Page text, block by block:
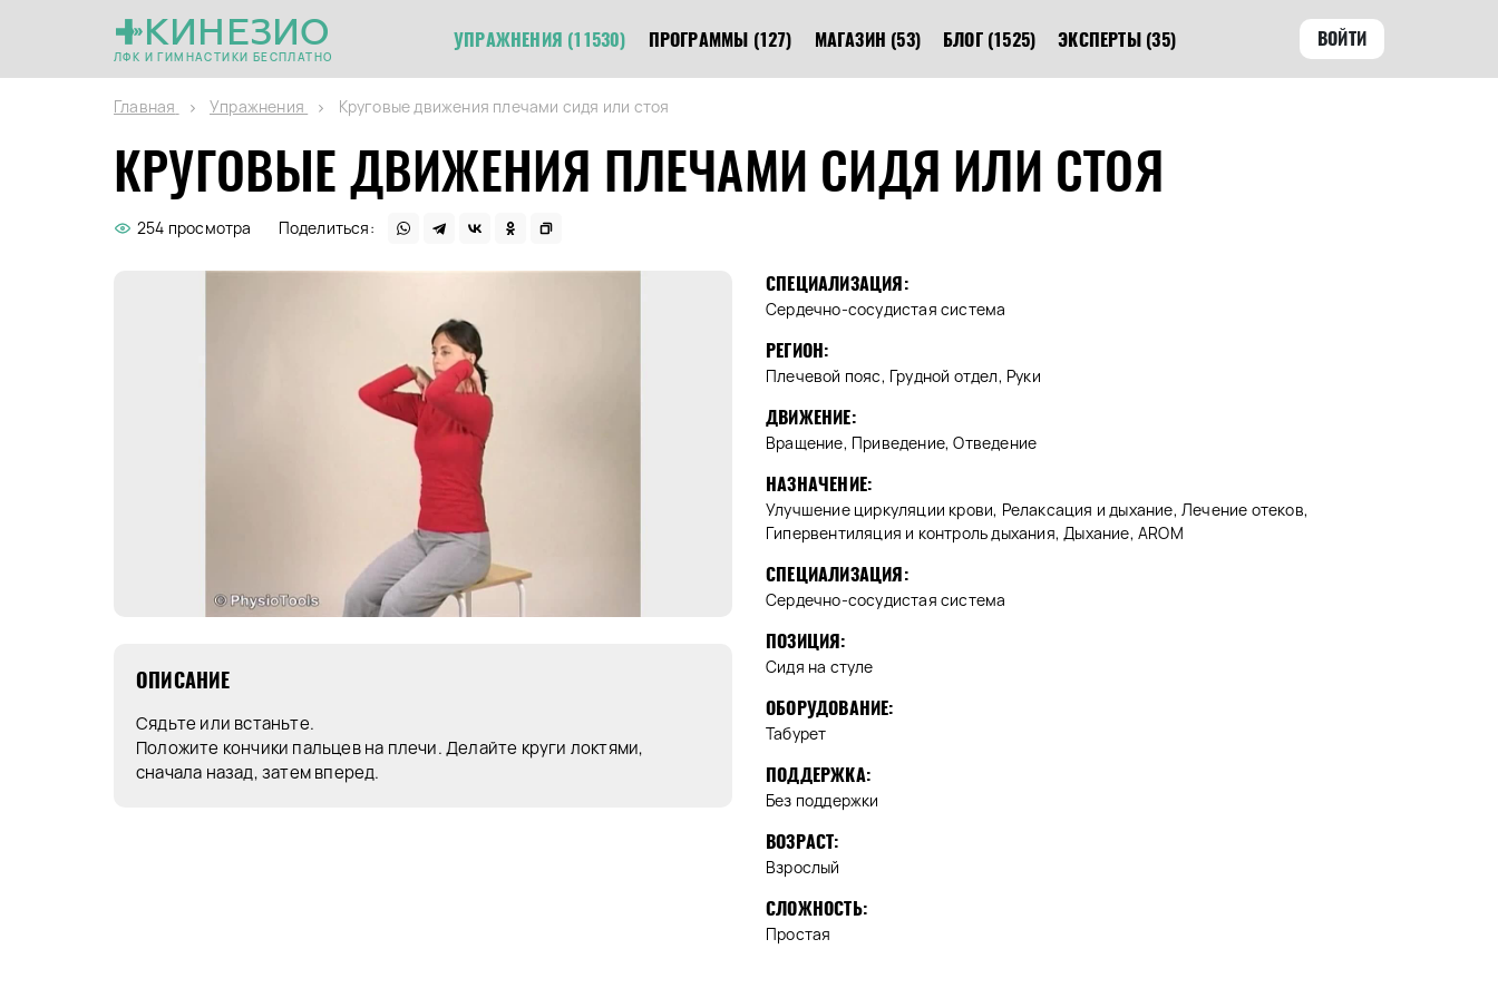
КИНЕЗИО
ЛФК И ГИМНАСТИКИ БЕСПЛАТНО
УПРАЖНЕНИЯ (11530) ПРОГРАММЫ (127) МАГАЗИН (53) БЛОГ (1525) ЭКСПЕРТЫ (35) ВОЙТИ
Главная Упражнения Круговые движения плечами сидя или стоя
КРУГОВЫЕ ДВИЖЕНИЯ ПЛЕЧАМИ СИДЯ ИЛИ СТОЯ
254 просмотра Поделиться:
ОПИСАНИЕ
Сядьте или встаньте.
Положите кончики пальцев на плечи. Делайте круги локтями,
сначала назад, затем вперед.
СПЕЦИАЛИЗАЦИЯ:
Сердечно-сосудистая система
РЕГИОН:
Плечевой пояс, Грудной отдел, Руки
ДВИЖЕНИЕ:
Вращение, Приведение, Отведение
НАЗНАЧЕНИЕ:
Улучшение циркуляции крови, Релаксация и дыхание, Лечение отеков,
Гипервентиляция и контроль дыхания, Дыхание, AROM
СПЕЦИАЛИЗАЦИЯ:
Сердечно-сосудистая система
ПОЗИЦИЯ:
Сидя на стуле
ОБОРУДОВАНИЕ:
Табурет
ПОДДЕРЖКА:
Без поддержки
ВОЗРАСТ:
Взрослый
СЛОЖНОСТЬ:
Простая